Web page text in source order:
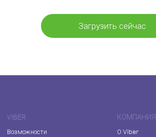
Загрузить сейчас
VIBER
Возможности
КОМПАНИЯ
О Viber